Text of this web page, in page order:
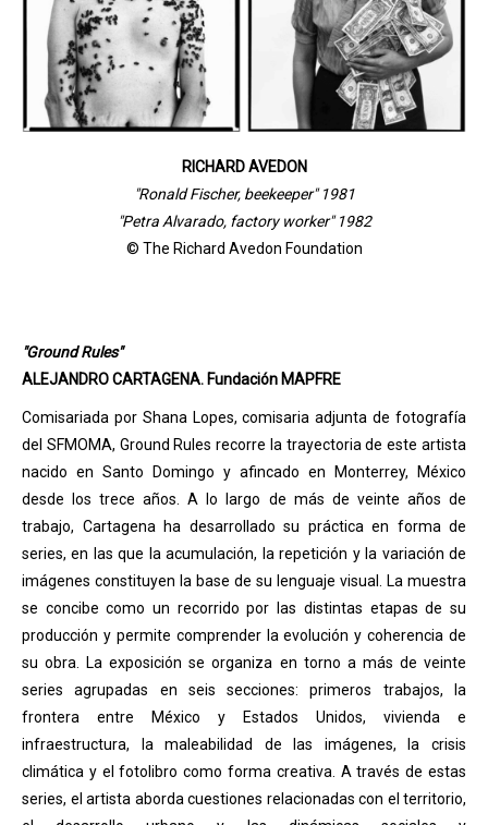
RICHARD AVEDON
"Ronald Fischer, beekeeper" 1981
"Petra Alvarado, factory worker" 1982
© The Richard Avedon Foundation
"Ground Rules"
ALEJANDRO CARTAGENA. Fundación MAPFRE
Comisariada por Shana Lopes, comisaria adjunta de fotografía
del SFMOMA, Ground Rules recorre la trayectoria de este artista
nacido en Santo Domingo y afincado en Monterrey, México
desde los trece años. A lo largo de más de veinte años de
trabajo, Cartagena ha desarrollado su práctica en forma de
series, en las que la acumulación, la repetición y la variación de
imágenes constituyen la base de su lenguaje visual. La muestra
se concibe como un recorrido por las distintas etapas de su
producción y permite comprender la evolución y coherencia de
su obra. La exposición se organiza en torno a más de veinte
series agrupadas en seis secciones: primeros trabajos, la
frontera entre México y Estados Unidos, vivienda e
infraestructura, la maleabilidad de las imágenes, la crisis
climática y el fotolibro como forma creativa. A través de estas
series, el artista aborda cuestiones relacionadas con el territorio,